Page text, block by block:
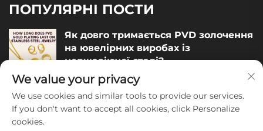
ПОПУЛЯРНІ ПОСТИ
Як довго тримається PVD золочення
на ювелірних виробах із
нержавіючої сталі?
December 05, 2025
Як оцінити якість ювелірних виробів
We value your privacy
We use cookies and similar tools to provide our services.
If you don't want to accept all cookies, click Personalize
cookies.